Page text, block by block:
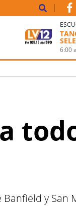
6:00a
y San